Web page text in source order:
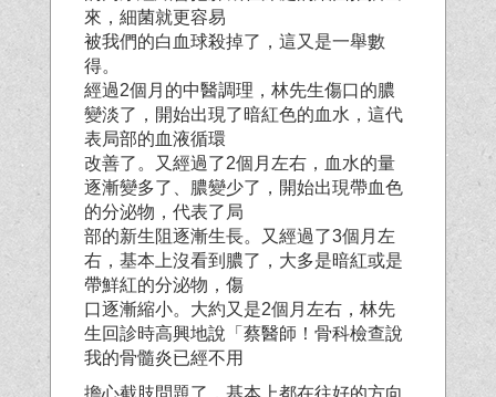
來，細菌就更容易
被我們的白血球殺掉了，這又是一舉數
得。
經過2個月的中醫調理，林先生傷口的膿
變淡了，開始出現了暗紅色的血水，這代
表局部的血液循環
改善了。又經過了2個月左右，血水的量
逐漸變多了、膿變少了，開始出現帶血色
的分泌物，代表了局
部的新生阻逐漸生長。又經過了3個月左
右，基本上沒看到膿了，大多是暗紅或是
帶鮮紅的分泌物，傷
口逐漸縮小。大約又是2個月左右，林先
生回診時高興地說「蔡醫師！骨科檢查說
我的骨髓炎已經不用
擔心截肢問題了，基本上都在往好的方向